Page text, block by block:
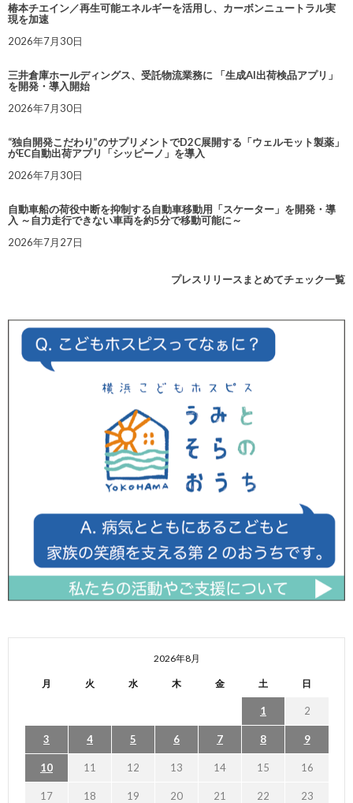
椿本チエイン／再生可能エネルギーを活用し、カーボンニュートラル実
現を加速
2026年7月30日
三井倉庫ホールディングス、受託物流業務に 「生成AI出荷検品アプリ」
を開発・導入開始
2026年7月30日
“独自開発こだわり”のサプリメントでD2C展開する「ウェルモット製薬」
がEC自動出荷アプリ「シッピーノ」を導入
2026年7月30日
自動車船の荷役中断を抑制する自動車移動用「スケーター」を開発・導
入 ～自力走行できない車両を約5分で移動可能に～
2026年7月27日
プレスリリースまとめてチェック一覧
2026年8月
月 火 水 木 金 土 日
1 2
3 4 5 6 7 8 9
10 11 12 13 14 15 16
17 18 19 20 21 22 23